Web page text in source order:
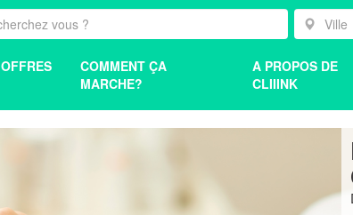
OFFRES
COMMENT ÇA
MARCHE?
A PROPOS DE
CLIIINK